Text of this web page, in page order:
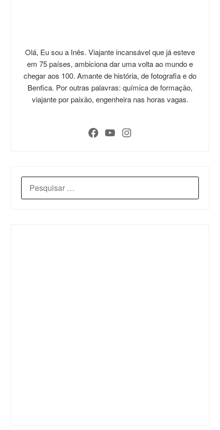
Olá, Eu sou a Inês. Viajante incansável que já esteve
em 75 países, ambiciona dar uma volta ao mundo e
chegar aos 100. Amante de história, de fotografia e do
Benfica. Por outras palavras: química de formação,
viajante por paixão, engenheira nas horas vagas.